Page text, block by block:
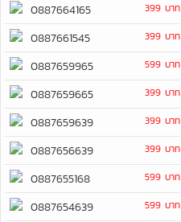
0887664165 399 บาท
0887661545 399 บาท
0887659965 599 บาท
0887659665 399 บาท
0887659639 399 บาท
0887656639 399 บาท
0887655168 599 บาท
0887654639 599 บาท